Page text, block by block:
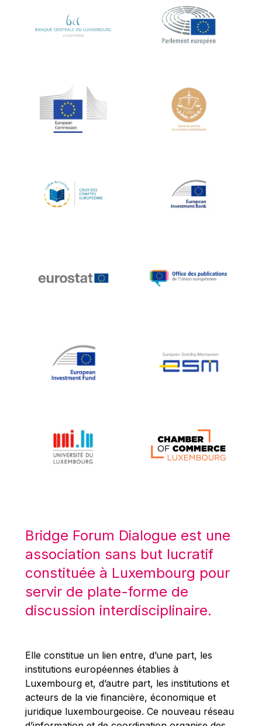
Lars Heikensten
Máire Geoghegan-Quinn
Manolis Mavrommatis
Marc Lemaître
Mario Monti
Maroš ŠEFČOVIČ
Michael Palmer
Mireille Delmas-Marty
Nobuo Tanaka
Otmar Issing
Pat Cox
Patrizia Nanz
Robert Goebbels
Robert REYNDERS
Robert WEIDES
Rolf Tarrach
Štefan Füle
Timothy Radcliffe
Vaclav Klaus
Vassilios Skouris
Vítor Manuel da Silva Caldeira
Bridge Forum Dialogue est une
association sans but lucratif
constituée à Luxembourg pour
servir de plate-forme de
discussion interdisciplinaire.
Elle constitue un lien entre, d’une part, les
institutions européennes établies à
Luxembourg et, d’autre part, les institutions et
acteurs de la vie financière, économique et
juridique luxembourgeoise. Ce nouveau réseau